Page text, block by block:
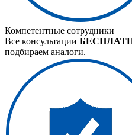
Компетентные сотрудники
Все консультации
подбираем аналоги.